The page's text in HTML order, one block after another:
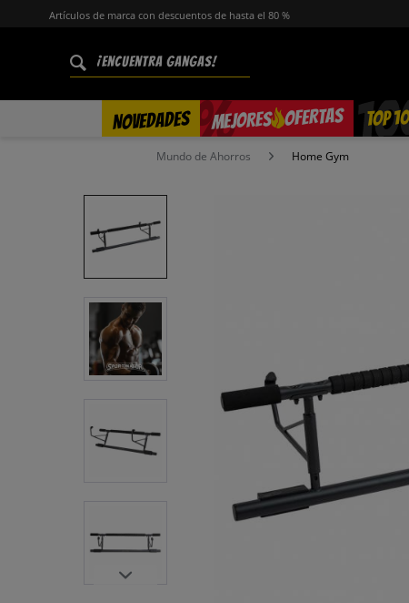
Artículos de marca con descuentos de hasta el 80 %
NOVEDADES MEJORES OFERTAS
% TOP
Mundo de Ahorros Home Gym